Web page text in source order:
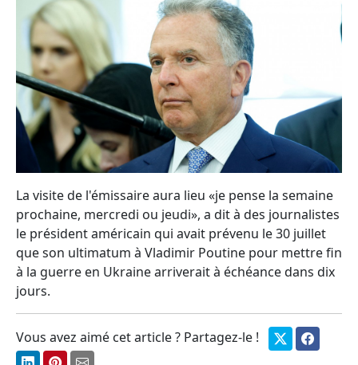
La visite de l'émissaire aura lieu «je pense la semaine
prochaine, mercredi ou jeudi», a dit à des journalistes
le président américain qui avait prévenu le 30 juillet
que son ultimatum à Vladimir Poutine pour mettre fin
à la guerre en Ukraine arriverait à échéance dans dix
jours.
Vous avez aimé cet article ? Partagez-le !